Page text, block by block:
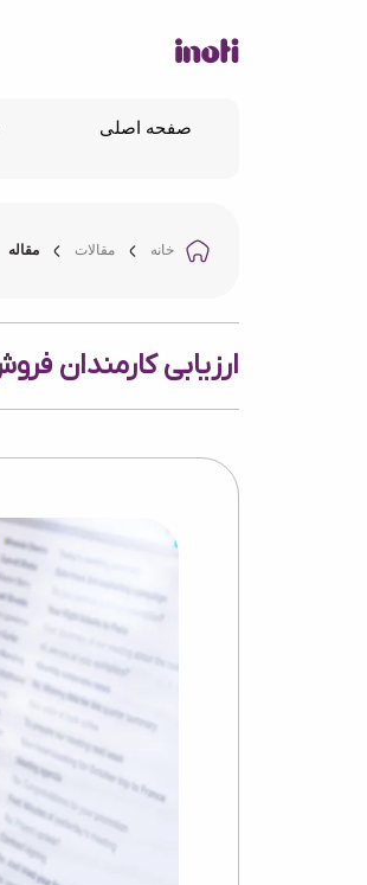
صفحه اصلی
خانه مقالات مقاله
ارزیابی کارمندان